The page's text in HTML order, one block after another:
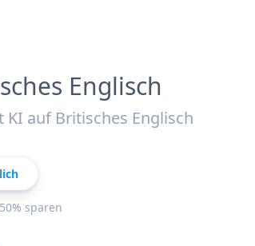
Englisch
KI auf Britisches Englisch
sparen